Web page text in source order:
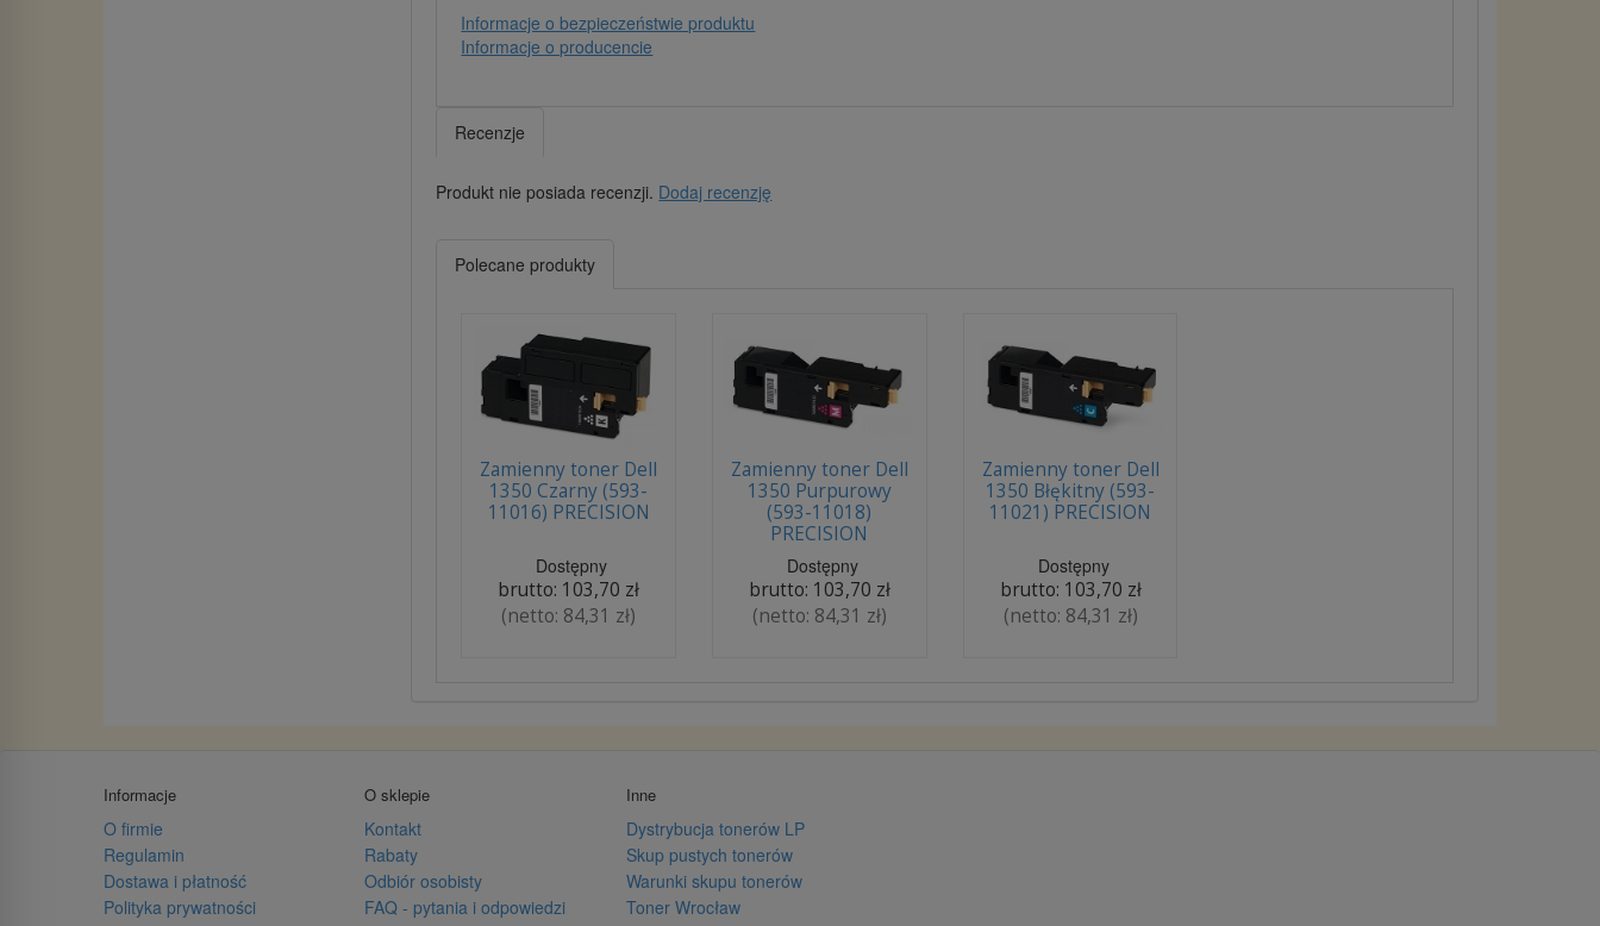
Informacje o bezpieczeństwie produktu
Informacje o producencie
Recenzje
Produkt nie posiada recenzji. Dodaj recenzję
Polecane produkty
Zamienny toner Dell
1350 Czarny (593-
11016) PRECISION
Dostępny
brutto: 103,70 zł
(netto: 84,31 zł)
Zamienny toner Dell
1350 Purpurowy
(593-11018)
PRECISION
Dostępny
brutto: 103,70 zł
(netto: 84,31 zł)
Zamienny toner Dell
1350 Błękitny (593-
11021) PRECISION
Dostępny
brutto: 103,70 zł
(netto: 84,31 zł)
Informacje
O firmie
Regulamin
Dostawa i płatność
Polityka prywatności
O sklepie
Kontakt
Rabaty
Odbiór osobisty
FAQ - pytania i odpowiedzi
Inne
Dystrybucja tonerów LP
Skup pustych tonerów
Warunki skupu tonerów
Toner Wrocław